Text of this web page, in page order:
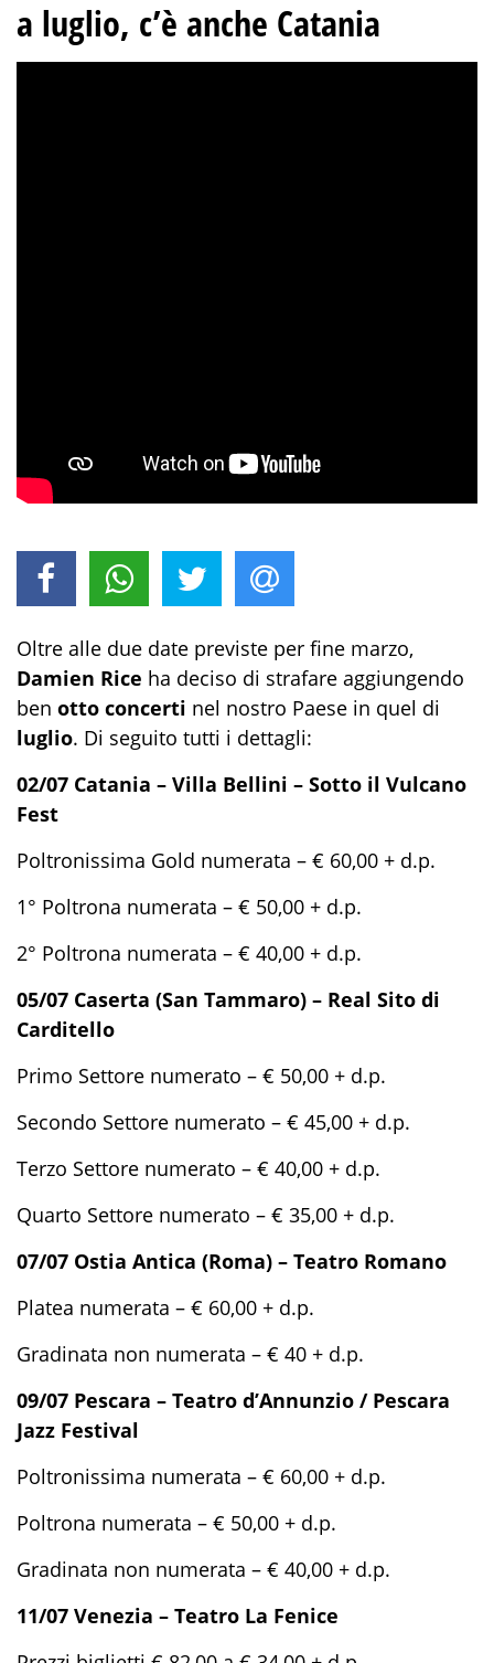
a luglio, c’è anche Catania
Oltre alle due date previste per fine marzo,
Damien Rice ha deciso di strafare aggiungendo
ben otto concerti nel nostro Paese in quel di
luglio. Di seguito tutti i dettagli:
02/07 Catania – Villa Bellini – Sotto il Vulcano
Fest
Poltronissima Gold numerata – € 60,00 + d.p.
1° Poltrona numerata – € 50,00 + d.p.
2° Poltrona numerata – € 40,00 + d.p.
05/07 Caserta (San Tammaro) – Real Sito di
Carditello
Primo Settore numerato – € 50,00 + d.p.
Secondo Settore numerato – € 45,00 + d.p.
Terzo Settore numerato – € 40,00 + d.p.
Quarto Settore numerato – € 35,00 + d.p.
07/07 Ostia Antica (Roma) – Teatro Romano
Platea numerata – € 60,00 + d.p.
Gradinata non numerata – € 40 + d.p.
09/07 Pescara – Teatro d’Annunzio / Pescara
Jazz Festival
Poltronissima numerata – € 60,00 + d.p.
Poltrona numerata – € 50,00 + d.p.
Gradinata non numerata – € 40,00 + d.p.
11/07 Venezia – Teatro La Fenice